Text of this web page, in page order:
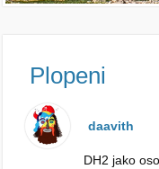
Plopeni
daavith
DH2 jako